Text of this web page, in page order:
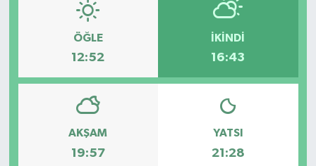
ÖĞLE
12:52
İKINDI
16:43
AKŞAM
19:57
YATSI
21:28
SPONSORLU YAZI
TEKNOLOJİ